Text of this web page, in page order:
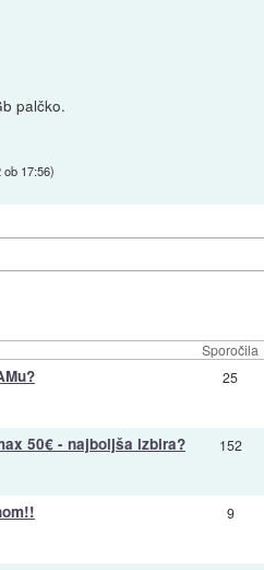
palčko.
ob 17:56)
Sporočila
25
50€ - najboljša izbira? 152
9